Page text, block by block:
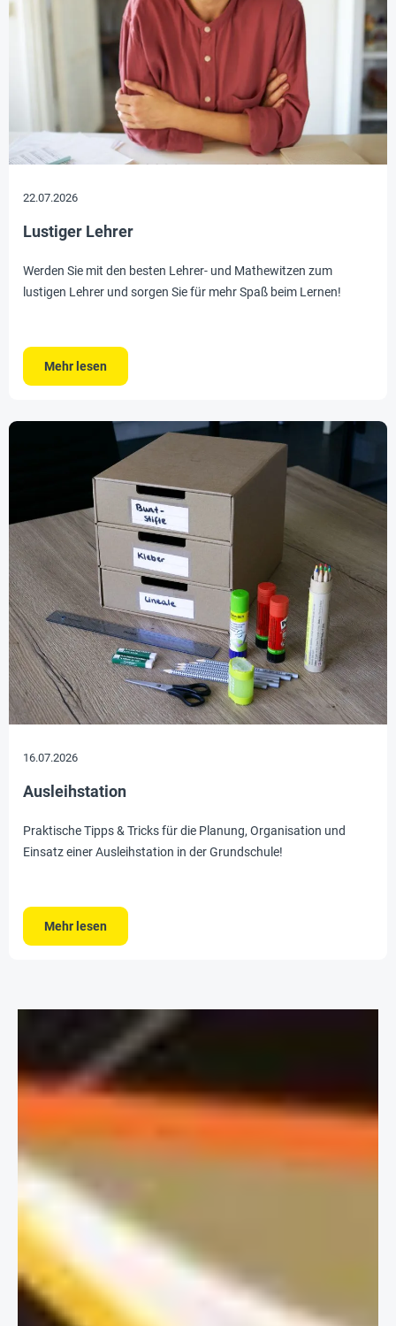
22.07.2026
Lustiger Lehrer
Werden Sie mit den besten Lehrer- und Mathewitzen zum
lustigen Lehrer und sorgen Sie für mehr Spaß beim Lernen!
16.07.2026
Ausleihstation
Praktische Tipps & Tricks für die Planung, Organisation und
Einsatz einer Ausleihstation in der Grundschule!